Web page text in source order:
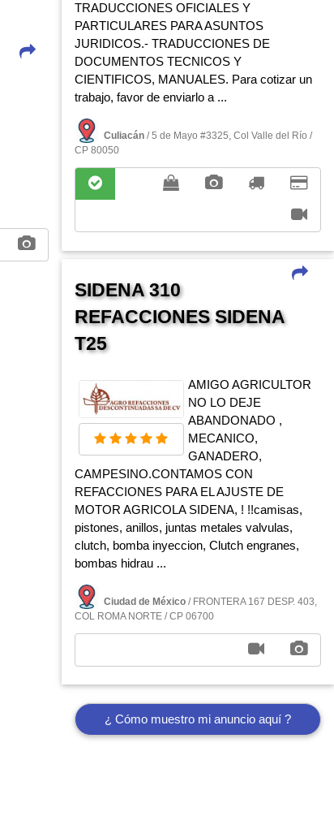
TRADUCCIONES OFICIALES Y
PARTICULARES PARA ASUNTOS
JURIDICOS.- TRADUCCIONES DE
DOCUMENTOS TECNICOS Y
CIENTIFICOS, MANUALES. Para cotizar un
trabajo, favor de enviarlo a ...
Culiacán/ 5 de Mayo #3325, Col Valle del Rí­o /
CP 80050
SIDENA 310
REFACCIONES SIDENA
T25
AMIGO AGRICULTOR
NO LO DEJE
ABANDONADO ,
MECANICO,
GANADERO,
CAMPESINO.CONTAMOS CON
REFACCIONES PARA EL AJUSTE DE
MOTOR AGRICOLA SIDENA, ! !!camisas,
pistones, anillos, juntas metales valvulas,
clutch, bomba inyeccion, Clutch engranes,
bombas hidrau ...
Ciudad de México/ FRONTERA 167 DESP. 403,
COL ROMA NORTE / CP 06700
¿ Cómo muestro mi anuncio aquí ?